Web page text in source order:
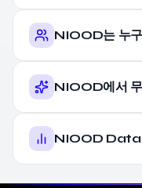
NIOOD는 누
NIOOD에서
NIOOD Data